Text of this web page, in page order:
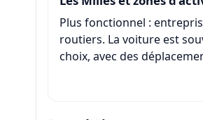
Plus fonctionnel :
routiers. La voiture est
choix, avec des